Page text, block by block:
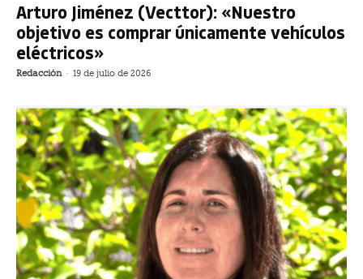
Arturo Jiménez (Vecttor): «Nuestro
objetivo es comprar únicamente vehículos
eléctricos»
Redacción - 19 de julio de 2026